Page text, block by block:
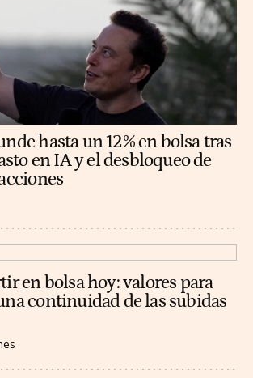
hasta un 12% en bolsa tras
en IA y el desbloqueo de
en bolsa hoy: valores para
continuidad de las subidas